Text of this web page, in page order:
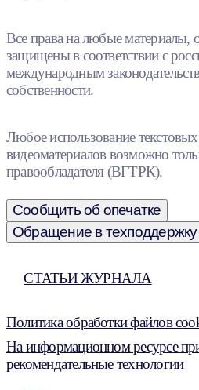
Все права на любые материалы,
защищены в соответствии с
международным
собственности.
Любое использование
видеоматериалов возможно
правообладателя (ВГТРК).
Сообщить об опечатке
Обращение в техподдержку
СТАТЬИ ЖУРНАЛА
Политика обработки файлов
На информационном ресурсе
рекомендательные технологии